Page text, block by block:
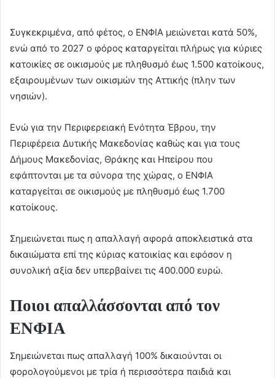
Συγκεκριμένα, από φέτος, ο ΕΝΦΙΑ μειώνεται κατά 50%,
ενώ από το 2027 ο φόρος καταργείται πλήρως για κύριες
κατοικίες σε οικισμούς με πληθυσμό έως 1.500 κατοίκους,
εξαιρουμένων των οικισμών της Αττικής (πλην των
νησιών).
Ενώ για την Περιφερειακή Ενότητα Έβρου, την
Περιφέρεια Δυτικής Μακεδονίας καθώς και για τους
Δήμους Μακεδονίας, Θράκης και Ηπείρου που
εφάπτονται με τα σύνορα της χώρας, ο ΕΝΦΙΑ
καταργείται σε οικισμούς με πληθυσμό έως 1.700
κατοίκους.
Σημειώνεται πως η απαλλαγή αφορά αποκλειστικά στα
δικαιώματα επί της κύριας κατοικίας και εφόσον η
συνολική αξία δεν υπερβαίνει τις 400.000 ευρώ.
Ποιοι απαλλάσσονται από τον
ΕΝΦΙΑ
Σημειώνεται πως απαλλαγή 100% δικαιούνται οι
φορολογούμενοι με τρία ή περισσότερα παιδιά και